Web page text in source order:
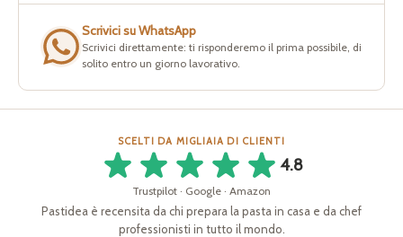
Scrivici su WhatsApp
Scrivici direttamente: ti risponderemo il prima possibile, di
solito entro un giorno lavorativo.
SCELTI DA MIGLIAIA DI CLIENTI
4.8
Trustpilot · Google · Amazon
Pastidea è recensita da chi prepara la pasta in casa e da chef
professionisti in tutto il mondo.